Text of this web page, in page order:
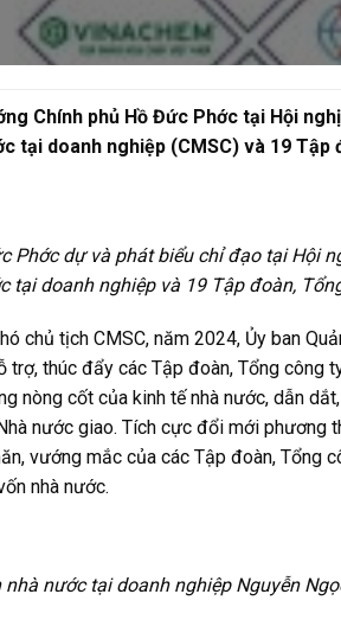
Chính phủ Hồ Đức Phớc tại Hội
tại doanh nghiệp (CMSC) và 19
Phớc dự và phát biểu chỉ đạo tại Hội
tại doanh nghiệp và 19 Tập đoàn,
chủ tịch CMSC, năm 2024, Ủy ban
trợ, thúc đẩy các Tập đoàn, Tổng
nòng cốt của kinh tế nhà nước, dẫn
nước giao. Tích cực đổi mới phương
vướng mắc của các Tập đoàn,
nhà nước.
nhà nước tại doanh nghiệp Nguyễn